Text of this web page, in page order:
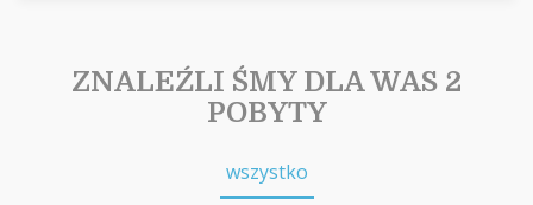
ZNALEŹLI ŚMY DLA WAS 2
POBYTY
wszystko